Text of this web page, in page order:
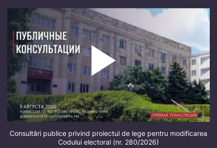
Consultări publice privind proiectul de lege pentru modificarea
Codului electoral (nr. 280/2026)